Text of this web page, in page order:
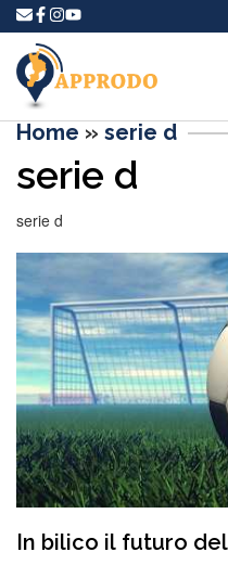
Home » serie d
serie d
serie d
In bilico il futuro